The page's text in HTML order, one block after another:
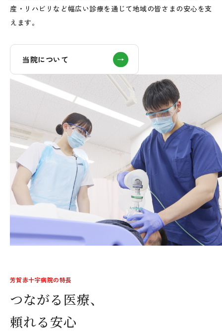
産・リハビリなど幅広い診療を通じて地域の皆さまの安心を支
えます。
当院について
芳賀赤十字病院の特長
つながる医療、
頼れる安心